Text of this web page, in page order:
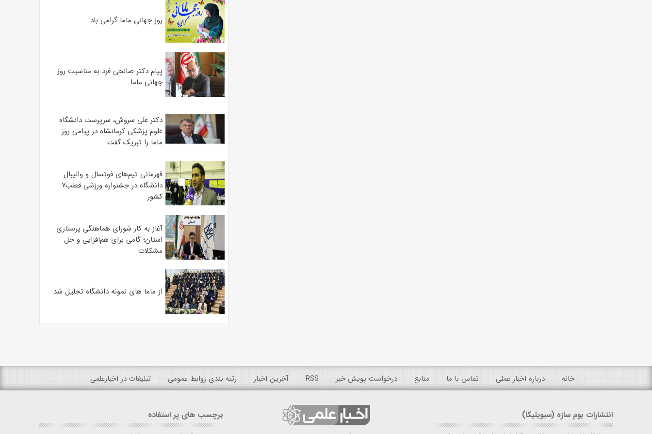
روز جهانی ماما گرامی باد
پیام دکتر صالحی فرد به مناسبت روز
جهانی ماما
دکتر علی سروش، سرپرست دانشگاه
علوم پزشکی کرمانشاه در پیامی روز
ماما را تبریک گفت
قهرمانی تیم‌های فوتسال و والیبال
دانشگاه در جشنواره ورزشی قطب۷
کشور
آغاز به کار شورای هماهنگی پرستاری
استان؛ گامی برای هم‌افزایی و حل
مشکلات
از ماما های نمونه دانشگاه تجلیل شد
خانه درباره اخبار عملی تماس با ما منابع درخواست پویش خبر RSS آخرین اخبار رتبه بندی روابط عمومی تبلیغات در اخبارعلمی
انتشارات بوم سازه (سیویلیکا) برچسب های پر استفاده